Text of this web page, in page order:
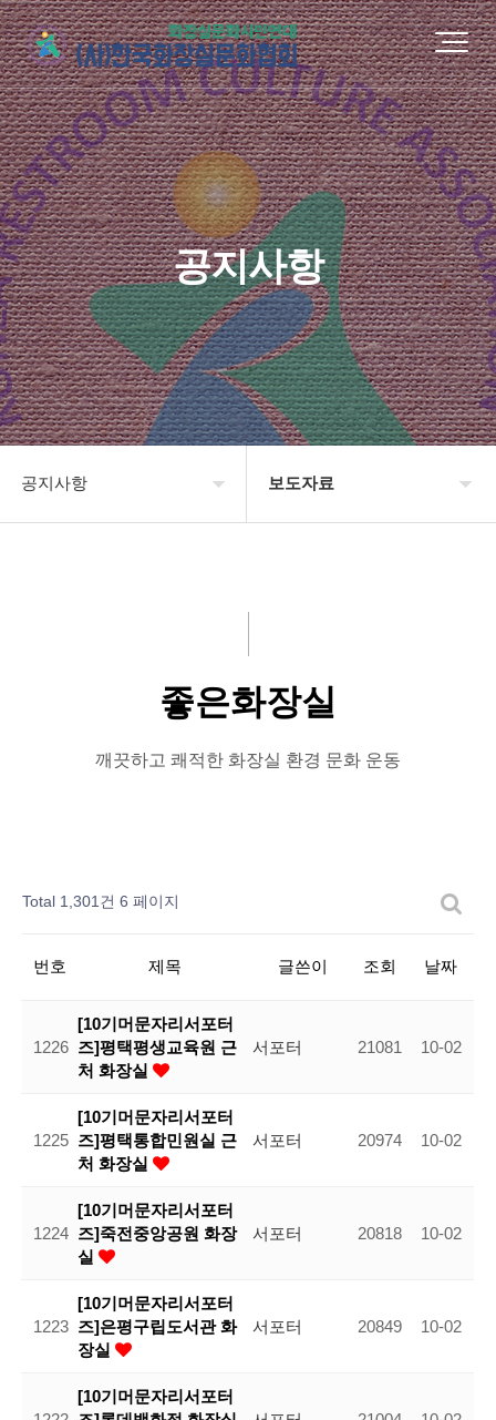
공지사항
공지사항 보도자료
미운화장실
시민이뽑은Best&Worst
좋은화장실
깨끗하고 쾌적한 화장실 환경 문화 운동
Total 1,301건 6 페이지
번호 제목 글쓴이 조회 날짜
1226
[10기머문자리서포터
즈]평택평생교육원 근
처 화장실
서포터 21081 10-02
1225
[10기머문자리서포터
즈]평택통합민원실 근
처 화장실
서포터 20974 10-02
1224
[10기머문자리서포터
즈]죽전중앙공원 화장
실
서포터 20818 10-02
1223
[10기머문자리서포터
즈]은평구립도서관 화
장실
서포터 20849 10-02
[10기머문자리서포터